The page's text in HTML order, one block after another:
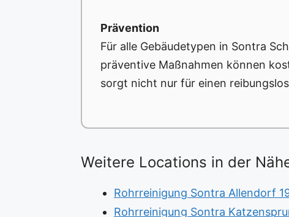
Prävention
Für alle Gebäudetypen in Sontra
präventive Maßnahmen können
sorgt nicht nur für einen
Weitere Locations in der
Rohrreinigung Sontra Allendorf
Rohrreinigung Sontra